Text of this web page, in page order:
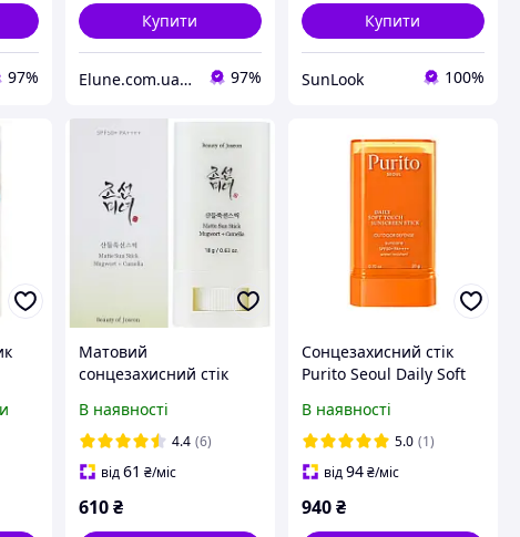
97%
Купити
Elune.com.ua Косметика та Парфуми 97%
Купити
SunLook 100%
Матовий
сонцезахисний стік
Sun Stick
Mugwort+Camelia SPF
50+ PA++++, 18 грам
В наявності
4.4 (6)
від61 ₴/міс
610 ₴
Сонцезахисний стік
Purito Seoul Daily Soft
20 г
В наявності
5.0 (1)
від94₴/міс
940₴